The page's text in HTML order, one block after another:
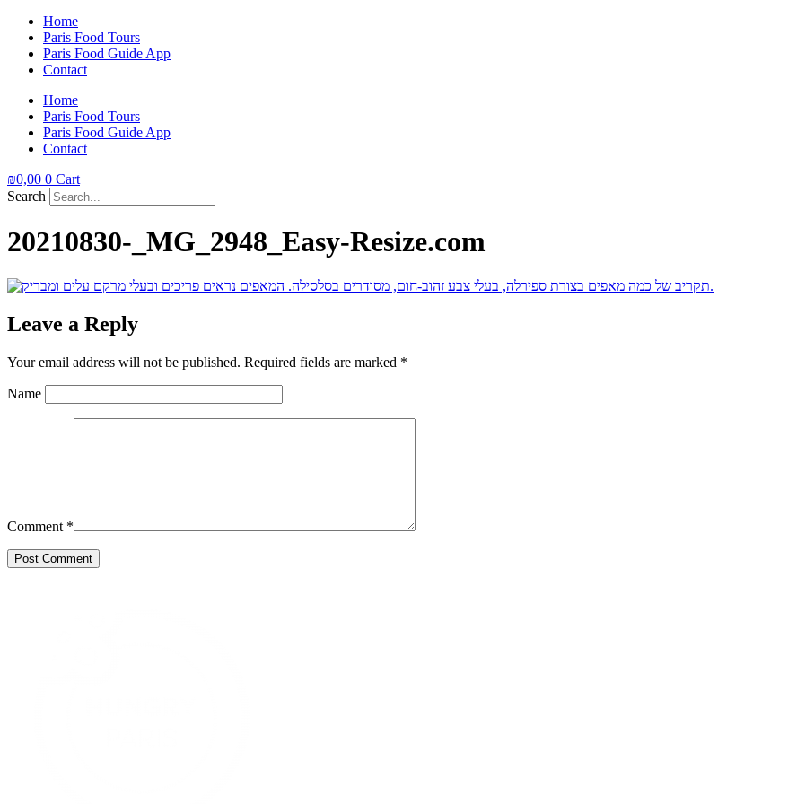
Home
Paris Food Tours
Paris Food Guide App
Contact
Home
Paris Food Tours
Paris Food Guide App
Contact
₪0,00 0 Cart
Search
20210830-_MG_2948_Easy-Resize.com
Leave a Reply
Your email address will not be published. Required fields are marked *
Name
Comment *